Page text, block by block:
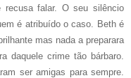
recusa falar. O seu silêncio
é atribuído o caso. Beth é
mas nada a preparara
daquele crime tão bárbaro.
ser amigas para sempre.